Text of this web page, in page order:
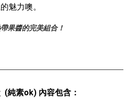
魅力噢。
果醬的完美組合！
純素ok) 內容包含：